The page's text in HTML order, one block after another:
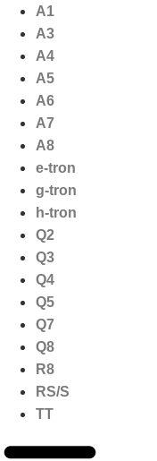
naar
inhoud
A1
A3
A4
A5
A6
A7
A8
e-tron
g-tron
h-tron
Q2
Q3
Q4
Q5
Q7
Q8
R8
RS/S
TT